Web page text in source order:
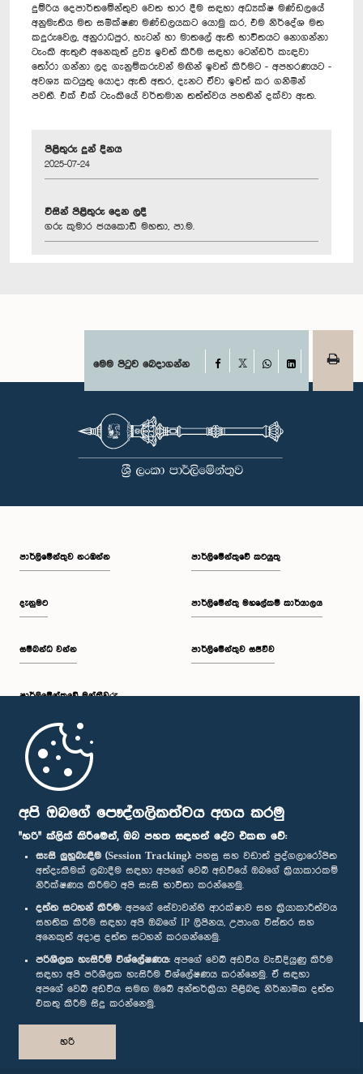
අපි ඔබගේ පෞද්ගලිකත්වය අගය කරමු
"හරි" ක්ලික් කිරීමෙන්, ඔබ පහත සඳහන් දේට එකඟ වේ:
සැසි ලුහුබැඳීම (Session Tracking): පහසු සහ වඩාත් පුද්ගලාරෝපිත
අත්දැකීමක් ලබාදීම සඳහා අපගේ වෙබ් අඩවියේ ඔබගේ ක්‍රියාකාරකම්
නිරීක්ෂණය කිරීමට අපි සැසි භාවිතා කරන්නෙමු.
දත්ත සටහන් කිරීම: අපගේ සේවාවන්හි ආරක්ෂාව සහ ක්‍රියාකාරීත්වය
සහතික කිරීම සඳහා අපි ඔබගේ IP ලිපිනය, උපාංග විස්තර සහ
අනෙකුත් අදාළ දත්ත සටහන් කරගන්නෙමු.
පරිශීලක හැසිරීම් විශ්ලේෂණය: අපගේ වෙබ් අඩවිය වැඩිදියුණු කිරීම
සඳහා අපි පරිශීලක හැසිරීම විශ්ලේෂණය කරන්නෙමු. ඒ සඳහා
අපගේ වෙබ් අඩවිය සමඟ ඔබේ අන්තර්ක්‍රියා පිළිබඳ නිර්නාමික දත්ත
එකතු කිරීම සිදු කරන්නෙමු.
හරි
දුම්රිය දෙපාර්තමේන්තුව වෙත භාර දීම සඳහා අධ්‍යක්ෂ මණ්ඩලයේ
අනුමැතිය මත සමීක්ෂණ මණ්ඩලයකට යොමු කර, එම නිර්දේශ මත
කදුරුවෙල, අනුරාධපුර, හැටන් හා මාතලේ ඇති භාවිතයට නොගන්නා
ටැංකි ඇතුළු අනෙකුත් ද්‍රව්‍ය ඉවත් කිරීම සඳහා ටෙන්ඩර් කැඳවා
තෝරා ගන්නා ලද ගැනුම්කරුවන් මඟින් ඉවත් කිරීමට - අපහරණයට -
අවශ්‍ය කටයුතු යොදා ඇති අතර, දැනට ඒවා ඉවත් කර ගනිමින්
පවතී. එක් එක් ටැංකියේ වර්තමාන තත්ත්වය පහතින් දක්වා ඇත.
පිළිතුරු දුන් දිනය
2025-07-24
විසින් පිළිතුරු දෙන ලදී
ගරු කුමාර ජයකොඩි මහතා, පා.ම.
මෙම පිටුව බෙදාගන්න Facebook
WhatsAppLinkedIn
පාර්ලි‌මේන්තුව නරඹන්න
දැනුමට
සම්බන්ධ වන්න
පාර්ලි‌මේන්තුවේ මන්ත්‍රීවරු
මුල් පිටුව
පාර්ලිමේන්තුවේ කටයුතු
පාර්ලිමේන්තු මහලේකම් කාර්යාලය
පාර්ලිමේන්තුව සජීවීව
පාර්ලිමේන්තු ජංගම යෙදුම
අප හා සම්බන්ධ වී සිටින්න :
සම්මාන
පෞද්ගලිකත්ව ප්‍රතිපත්තිය